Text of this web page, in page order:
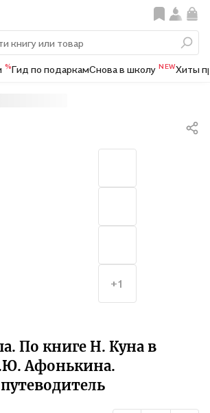
%Гид по подаркамСнова в школу NEWХиты
По книге Н. Куна в
Афонькина.
+1